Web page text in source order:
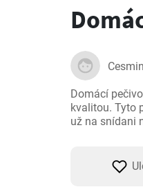
Domácí
kvalitou. Tyto
už na snídani